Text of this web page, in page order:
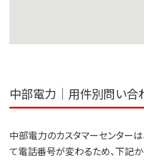
中部電力｜用件別問い合
中部電力のカスタマーセンター
て電話番号が変わるため、下記か